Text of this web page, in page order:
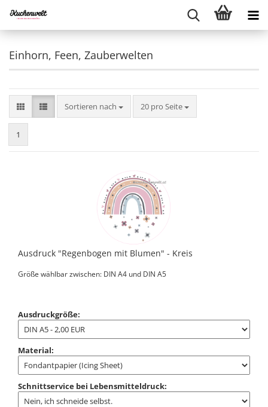
Einhorn, Feen, Zauberwelten
Sortieren nach
Sortieren nach 20 pro Seite
pro Seite
1
Ausdruck "Regenbogen mit Blumen" - Kreis
Größe wählbar zwischen: DIN A4 und DIN A5
Ausdruckgröße:
Material:
Schnittservice bei Lebensmitteldruck: